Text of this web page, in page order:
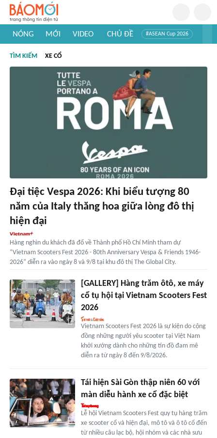
NÓNG MỚI VIDEO CHỦ ĐỀ #ASEAN Cup 2026
#Khám phá Việt Nam
TÌM KIẾM XE CỔ
Đại tiệc Vespa 2026: Khi biểu tượng 80
năm của Italy thăng hoa giữa lòng đô thị
hiện đại
Hàng nghìn du khách đã đổ về Thành phố Hồ Chí Minh tham dự
“Vietnam Scooters Fest 2026 - 80th Anniversary Vespa & Friends 1946-
2026” diễn ra vào ngày 8 và 9/8 tại khu đô thị The Global City.
[GALLERY] Hàng trăm ôtô, xe máy
cổ tụ hội tại Vietnam Scooters Fest
2026
Vietnam Scooters Fest 2026 là sự kiện do cộng
đồng những người yêu scooter tại Việt Nam
khởi xướng dành cho những tín đồ đam mê
diễn ra từ ngày 8 đến 9/8/2026.
Tái hiện Sài Gòn thập niên 60 với
màn diễu hành xe cổ đặc biệt
Lễ hội Vietnam Scooters Fest quy tụ hàng trăm
xe scooter cổ và hiện đại, mô tô và ô tô cổ đến
từ nhiều câu lạc bộ, hội nhóm và các nhà sưu